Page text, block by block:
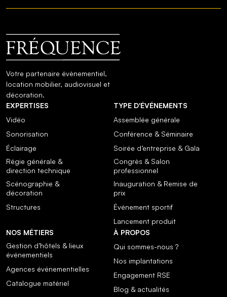
Votre partenaire évènementiel,
location mobilier, audiovisuel et
décoration.
EXPERTISES
Vidéo
Sonorisation
Éclairage
Régie générale &
direction technique
Scénographie &
décoration
Structures
TYPE D'ÉVÉNEMENTS
Assemblée générale
Conférence & Séminaire
Soirée d’entreprise & Gala
Congrès & Salon
professionnel
Inauguration & Remise de
prix
Événement sportif
Lancement produit
NOS MÉTIERS
Gestion d’hôtels & lieux
événementiels
Agences événementielles
Catalogue matériel
À PROPOS
Qui sommes-nous ?
Nos implantations
Engagement RSE
Blog & actualités